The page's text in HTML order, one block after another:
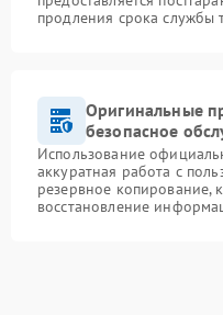
продления срока службы
Оригинальные
безопасное
Использование
аккуратная работа с
резервное копирование,
восстановление